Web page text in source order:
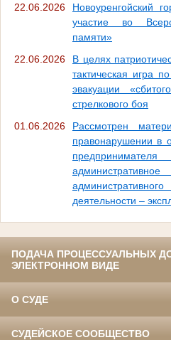
22.06.2026
Новоуренгойский
участие во
памяти»
22.06.2026
В целях
тактическая игра
эвакуации
стрелкового боя
01.06.2026
Рассмотрен
правонарушении в
деятельности –
ПОДАЧА ПРОЦЕССУАЛЬНЫХ
ЭЛЕКТРОННОМ ВИДЕ
О СУДЕ
СУДЕЙСКОЕ СООБЩЕСТВО